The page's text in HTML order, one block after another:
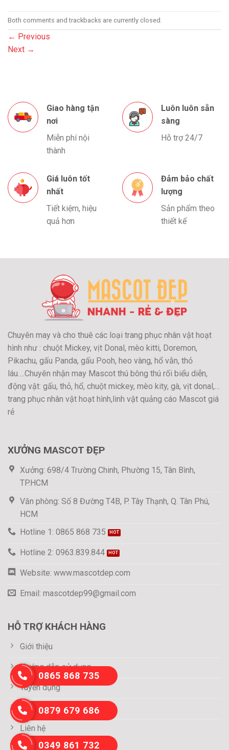
Both comments and trackbacks are currently closed.
← Previous
Next →
Giao hàng tận
nơi
Miễn phí nội
thành
Luôn luôn sẵn
sàng
Hỗ trợ 24/7
Giá luôn tốt
nhất
Tiết kiệm, hiệu
quả hơn
Đảm bảo chất
lượng
Sản phẩm theo
thiết kế
Chuyên may và cho thuê các loại trang phục nhân vật hoạt
hình như : chuột Mickey, vịt Donal, mèo kitti, Doremon,
Pikachu, gấu Panda, gấu Pooh, heo vàng, hổ vằn, thỏ
láu….Chuyên nhận may Mascot thú bông thú rối biểu diễn,
động vật: gấu, thỏ, hổ, chuột mickey, mèo kity, gà, vịt donal,…
trang phục nhân vật hoạt hình,linh vật quảng cáo Mascot giá
rẻ
XƯỞNG MASCOT ĐẸP
Xưởng: 698/4 Trường Chinh, Phường 15, Tân Bình,
TP.HCM
Văn phòng: Số 8 Đường T4B, P. Tây Thạnh, Q. Tân Phú,
HCM
Hotline 1: 0865 868 735
Hotline 2: 0963.839.844
Website: www.mascotdep.com
Email: mascotdep99@gmail.com
HỖ TRỢ KHÁCH HÀNG
Giới thiệu
Hướng dẫn sử dụng
Tuyển dụng
Thông tin thanh toán
Liên hệ
0865 868 735
0879 679 686
0349 861 732